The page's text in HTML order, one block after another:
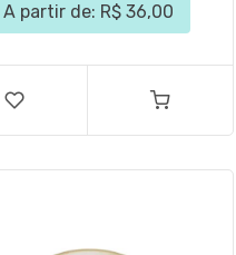
A partir de: R$ 36,00